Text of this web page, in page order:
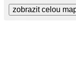
zobrazit celou